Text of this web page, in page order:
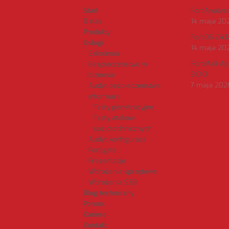
Start
O nas
Produkty
Usługi
Szkolenia
Bezpieczeństwo w
biznesie
Audyt bezpieczeństwa
informacji
Testy penetracyjne
Testy ataków
socjotechnicznych
Audyt konfiguracji
Fortigate
Prezentacje
Wdrożenia sprzętowe
Wdrożenia SZBI
Blog techniczny
Pomoc
Kariera
Kontakt
14 maja
FortiOS
14 maja
FortiMail
8.0.0
7 maja